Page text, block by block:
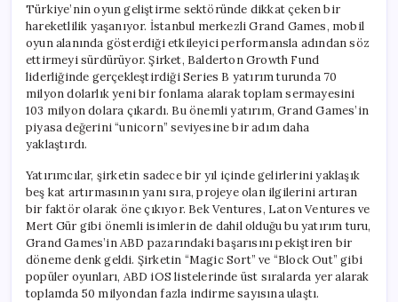
ABD
Pazarında
Büyümeye
Devam
Ediyor
Türkiye’nin oyun geliştirme sektöründe dikkat çeken bir
hareketlilik yaşanıyor. İstanbul merkezli Grand Games, mobil
oyun alanında gösterdiği etkileyici performansla adından söz
ettirmeyi sürdürüyor. Şirket, Balderton Growth Fund
liderliğinde gerçekleştirdiği Series B yatırım turunda 70
milyon dolarlık yeni bir fonlama alarak toplam sermayesini
103 milyon dolara çıkardı. Bu önemli yatırım, Grand Games’in
piyasa değerini “unicorn” seviyesine bir adım daha
yaklaştırdı.
Yatırımcılar, şirketin sadece bir yıl içinde gelirlerini yaklaşık
beş kat artırmasının yanı sıra, projeye olan ilgilerini artıran
bir faktör olarak öne çıkıyor. Bek Ventures, Laton Ventures ve
Mert Gür gibi önemli isimlerin de dahil olduğu bu yatırım turu,
Grand Games’in ABD pazarındaki başarısını pekiştiren bir
döneme denk geldi. Şirketin “Magic Sort” ve “Block Out” gibi
popüler oyunları, ABD iOS listelerinde üst sıralarda yer alarak
toplamda 50 milyondan fazla indirme sayısına ulaştı.